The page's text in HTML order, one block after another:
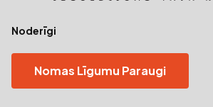
Noderīgi
Nomas Līgumu Paraugi